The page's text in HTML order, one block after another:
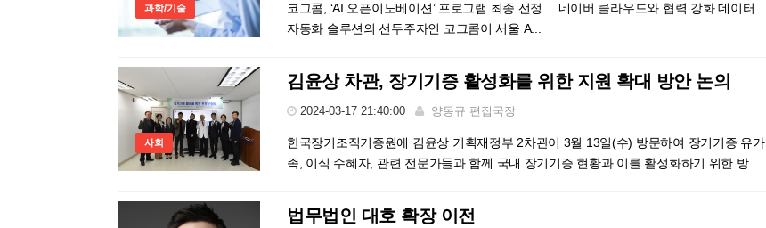
과학/기술
코그콤, ‘AI 오픈이노베이션’ 프로그램 최종 선정… 네이버 클라우드와 협력 강화 데이터
자동화 솔루션의 선두주자인 코그콤이 서울 A...
사회
김윤상 차관, 장기기증 활성화를 위한 지원 확대 방안 논의
2024-03-17 21:40:00 양동규 편집국장
한국장기조직기증원에 김윤상 기획재정부 2차관이 3월 13일(수) 방문하여 장기기증 유가
족, 이식 수혜자, 관련 전문가들과 함께 국내 장기기증 현황과 이를 활성화하기 위한 방...
법무법인 대호 확장 이전